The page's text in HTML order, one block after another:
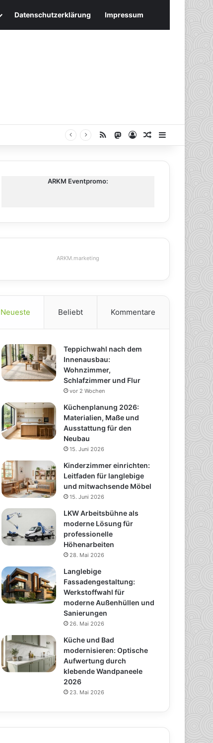
Datenschutzerklärung Impressum
RSS Mastodon
AnmeldenZufälliger
ARKM Eventpromo:
ARKM.marketing
Neueste Beliebt Kommentare
Teppichwahl nach dem
Innenausbau:
Wohnzimmer,
Schlafzimmer und Flur
vor 2 Wochen
Küchenplanung 2026:
Materialien, Maße und
Ausstattung für den
Neubau
15. Juni 2026
Kinderzimmer einrichten:
Leitfaden für langlebige
und mitwachsende Möbel
15. Juni 2026
LKW Arbeitsbühne als
moderne Lösung für
professionelle
Höhenarbeiten
28. Mai 2026
Langlebige
Fassadengestaltung:
Werkstoffwahl für
moderne Außenhüllen und
Sanierungen
26. Mai 2026
Küche und Bad
modernisieren: Optische
Aufwertung durch
klebende Wandpaneele
2026
23. Mai 2026